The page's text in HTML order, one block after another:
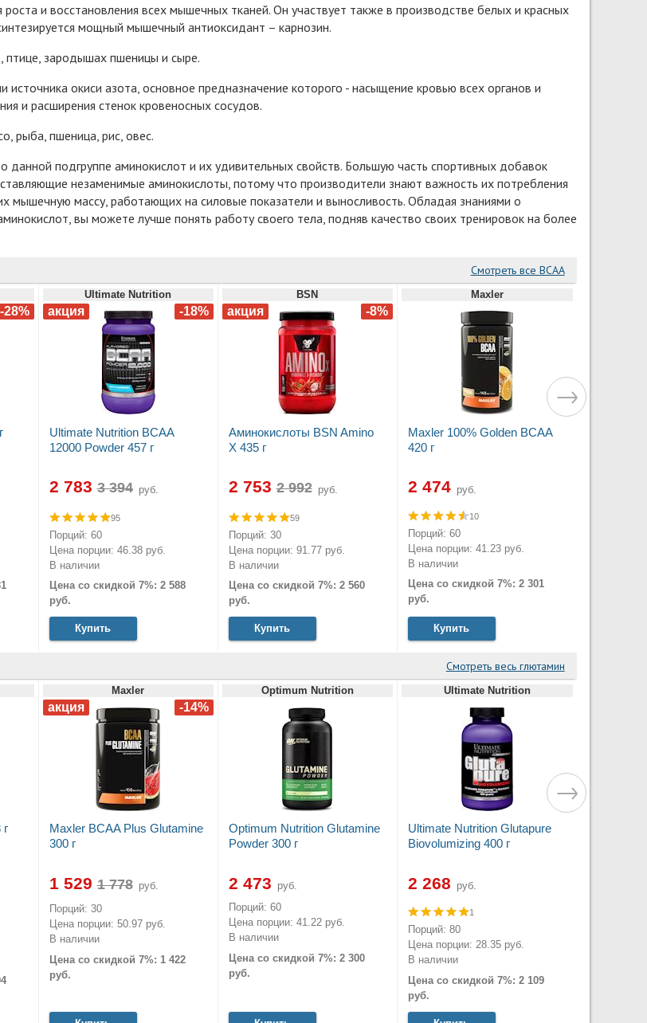
и восстановления всех мышечных тканей. Он участвует также в производстве белых и красных
мощный мышечный антиоксидант – карнозин.
птице, зародышах пшеницы и сыре.
источника окиси азота, основное предназначение которого - насыщение кровью всех органов и
и расширения стенок кровеносных сосудов.
рыба, пшеница, рис, овес.
данной подгруппе аминокислот и их удивительных свойств. Большую часть спортивных добавок
незаменимые аминокислоты, потому что производители знают важность их потребления
мышечную массу, работающих на силовые показатели и выносливость. Обладая знаниями о
вы можете лучше понять работу своего тела, подняв качество своих тренировок на более
Смотреть все BCAA
Ultimate Nutrition
Ultimate Nutrition BCAA
12000 Powder 457 г
2 783 руб.
95
Порций: 60
Цена порции: 46.38 руб.
В наличии
Цена со скидкой 7%: 2 588
руб.
Купить
BSN
Аминокислоты BSN Amino
X 435 г
2 753 руб.
59
Порций: 30
Цена порции: 91.77 руб.
В наличии
Цена со скидкой 7%: 2 560
руб.
Купить
Maxler
Maxler 100% Golden BCAA
420 г
2 474 руб.
10
Порций: 60
Цена порции: 41.23 руб.
В наличии
Цена со скидкой 7%: 2 301
руб.
Купить
Смотреть весь глютамин
Maxler
Maxler BCAA Plus Glutamine
300 г
1 529
руб.
Порций: 30
Цена порции: 50.97 руб.
В наличии
Цена со скидкой 7%: 1 422
руб.
Optimum Nutrition
Optimum Nutrition Glutamine
Powder 300 г
2 473 руб.
Порций: 60
Цена порции: 41.22 руб.
В наличии
Цена со скидкой 7%: 2 300
руб.
Ultimate Nutrition
Ultimate Nutrition Glutapure
Biovolumizing 400 г
2 268 руб.
1
Порций: 80
Цена порции: 28.35 руб.
В наличии
Цена со скидкой 7%: 2 109
руб.